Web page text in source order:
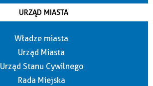
URZĄD MIASTA
Władze miasta
Urząd Miasta
Urząd Stanu Cywilnego
Rada Miejska